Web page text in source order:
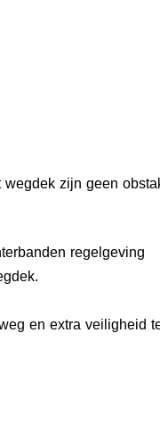
zijn geen
regelgeving
en extra veiligheid